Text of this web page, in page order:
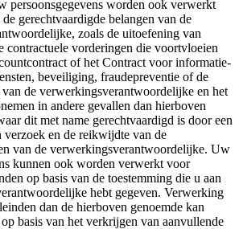
persoonsgegevens worden ook verwerkt
gerechtvaardigde belangen van de
zoals de uitoefening van
contractuele vorderingen die voortvloeien
of het Contract voor informatie-
beveiliging, fraudepreventie of de
de verwerkingsverantwoordelijke en het
in andere gevallen dan hierboven
dit met name gerechtvaardigd is door een
verzoek en de reikwijdte van de
van de verwerkingsverantwoordelijke. Uw
kunnen ook worden verwerkt voor
op basis van de toestemming die u aan
hebt gegeven. Verwerking
dan de hierboven genoemde kan
basis van het verkrijgen van aanvullende